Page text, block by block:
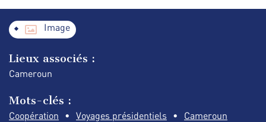
Image
Lieux associés :
Cameroun
Mots-clés :
Coopération Voyages présidentiels Cameroun